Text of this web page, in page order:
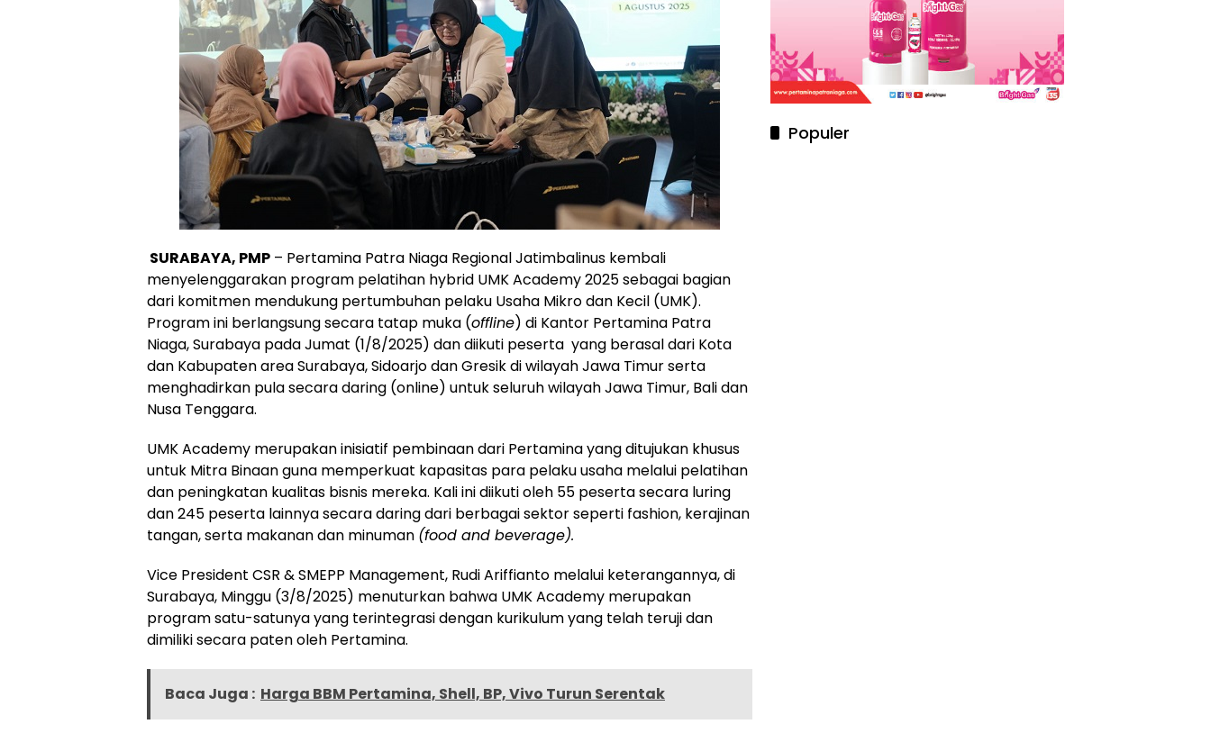
SURABAYA, PMP – Pertamina Patra Niaga Regional Jatimbalinus kembali
menyelenggarakan program pelatihan hybrid UMK Academy 2025 sebagai bagian
dari komitmen mendukung pertumbuhan pelaku Usaha Mikro dan Kecil (UMK).
Program ini berlangsung secara tatap muka (offline) di Kantor Pertamina Patra
Niaga, Surabaya pada Jumat (1/8/2025) dan diikuti peserta yang berasal dari Kota
dan Kabupaten area Surabaya, Sidoarjo dan Gresik di wilayah Jawa Timur serta
menghadirkan pula secara daring (online) untuk seluruh wilayah Jawa Timur, Bali dan
Nusa Tenggara.
UMK Academy merupakan inisiatif pembinaan dari Pertamina yang ditujukan khusus
untuk Mitra Binaan guna memperkuat kapasitas para pelaku usaha melalui pelatihan
dan peningkatan kualitas bisnis mereka. Kali ini diikuti oleh 55 peserta secara luring
dan 245 peserta lainnya secara daring dari berbagai sektor seperti fashion, kerajinan
tangan, serta makanan dan minuman (food and beverage).
Vice President CSR & SMEPP Management, Rudi Ariffianto melalui keterangannya, di
Surabaya, Minggu (3/8/2025) menuturkan bahwa UMK Academy merupakan
program satu-satunya yang terintegrasi dengan kurikulum yang telah teruji dan
dimiliki secara paten oleh Pertamina.
Baca Juga : Harga BBM Pertamina, Shell, BP, Vivo Turun Serentak
Populer